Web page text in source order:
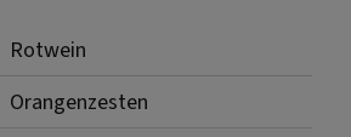
Rotwein
Orangenzesten